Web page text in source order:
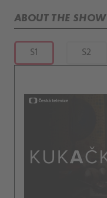
ABOUT THE SHOW
S1 S2